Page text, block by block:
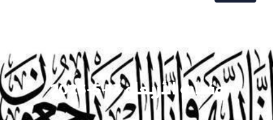
وفيات الأربعاء 13-5-2026